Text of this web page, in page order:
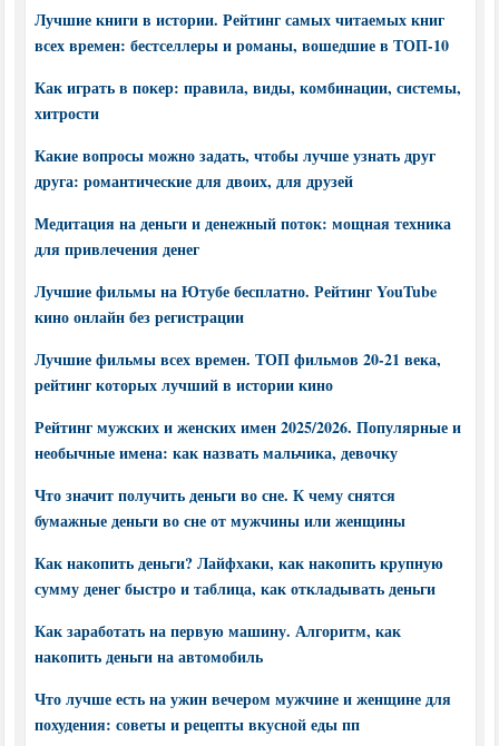
Лучшие книги в истории. Рейтинг самых читаемых книг
всех времен: бестселлеры и романы, вошедшие в ТОП-10
Как играть в покер: правила, виды, комбинации, системы,
хитрости
Какие вопросы можно задать, чтобы лучше узнать друг
друга: романтические для двоих, для друзей
Медитация на деньги и денежный поток: мощная техника
для привлечения денег
Лучшие фильмы на Ютубе бесплатно. Рейтинг YouTube
кино онлайн без регистрации
Лучшие фильмы всех времен. ТОП фильмов 20-21 века,
рейтинг которых лучший в истории кино
Рейтинг мужских и женских имен 2025/2026. Популярные и
необычные имена: как назвать мальчика, девочку
Что значит получить деньги во сне. К чему снятся
бумажные деньги во сне от мужчины или женщины
Как накопить деньги? Лайфхаки, как накопить крупную
сумму денег быстро и таблица, как откладывать деньги
Как заработать на первую машину. Алгоритм, как
накопить деньги на автомобиль
Что лучше есть на ужин вечером мужчине и женщине для
похудения: советы и рецепты вкусной еды пп